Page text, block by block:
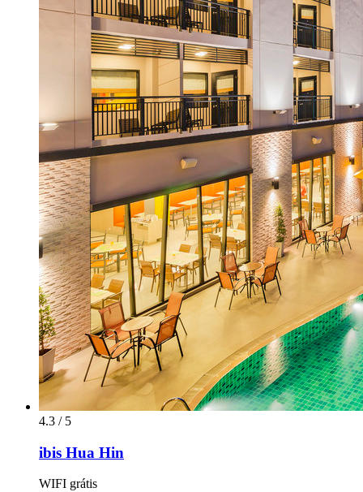
4.3 / 5
ibis Hua Hin
WIFI grátis